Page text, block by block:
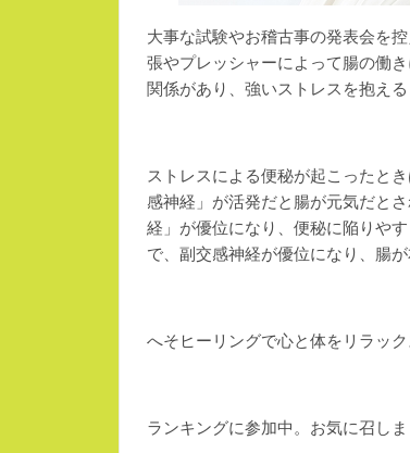
大事な試験やお稽古事の発表会を
張やプレッシャーによって腸の働
関係があり、強いストレスを抱え
ストレスによる便秘が起こったと
感神経」が活発だと腸が元気だと
経」が優位になり、便秘に陥りや
で、副交感神経が優位になり、腸
へそヒーリングで心と体をリラッ
ランキングに参加中。お気に召し